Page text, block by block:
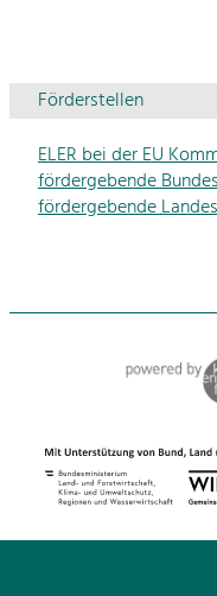
Förderstellen
ELER bei der EU
fördergebende
fördergebende